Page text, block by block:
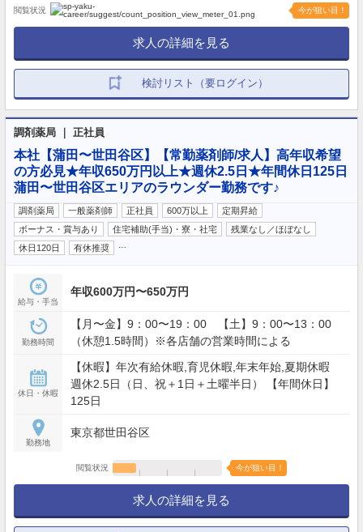
閲覧状況 今が狙い目！
求人の詳細を見る
検討リスト（要ログイン）
調剤薬局 ｜ 正社員
本社【蒲田〜世田谷区】【常勤薬剤師/求人】高年収希望
の方必見★年収650万円以上★週休2.5日★年間休日125日
蒲田〜世田谷区エリアのラウンダー勤務です♪
調剤薬局 一般薬剤師 正社員 600万以上
定期昇給
ボーナス・賞与あり
住宅補助(手当)・寮・社宅
残業なし／ほぼなし
休日120日
有休推奨
給与・手当
年収600万円〜650万円
勤務時間
【月〜金】9：00〜19：00 【土】9：00〜13：00
（休憩1.5時間）※各店舗の営業時間による
休日・休暇
【休暇】年次有給休暇,育児休暇,年末年始,夏期休暇
週休2.5日（日、祝＋1日＋土曜半日） 【年間休日】
125日
勤務地
東京都世田谷区
閲覧状況 今が狙い目！
求人の詳細を見る